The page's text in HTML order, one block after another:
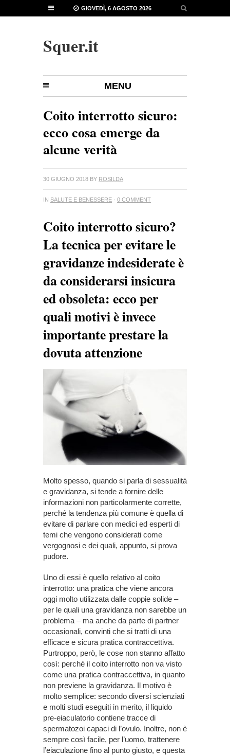
GIOVEDÌ, 6 AGOSTO 2026
Squer.it
MENU
Coito interrotto sicuro:
ecco cosa emerge da
alcune verità
30 GIUGNO 2018 BY ROSILDA
IN SALUTE E BENESSERE · 0 COMMENT
Coito interrotto sicuro?
La tecnica per evitare le
gravidanze indesiderate è
da considerarsi insicura
ed obsoleta: ecco per
quali motivi è invece
importante prestare la
dovuta attenzione
Molto spesso, quando si parla di sessualità
e gravidanza, si tende a fornire delle
informazioni non particolarmente corrette,
perché la tendenza più comune è quella di
evitare di parlare con medici ed esperti di
temi che vengono considerati come
vergognosi e dei quali, appunto, si prova
pudore.
Uno di essi è quello relativo al coito
interrotto: una pratica che viene ancora
oggi molto utilizzata dalle coppie solide –
per le quali una gravidanza non sarebbe un
problema – ma anche da parte di partner
occasionali, convinti che si tratti di una
efficace e sicura pratica contraccettiva.
Purtroppo, però, le cose non stanno affatto
così: perché il coito interrotto non va visto
come una pratica contraccettiva, in quanto
non previene la gravidanza. Il motivo è
molto semplice: secondo diversi scienziati
e molti studi eseguiti in merito, il liquido
pre-eiaculatorio contiene tracce di
spermatozoi capaci di l’ovulo. Inoltre, non è
sempre così facile, per l’uomo, trattenere
l’eiaculazione fino al punto giusto, e questa